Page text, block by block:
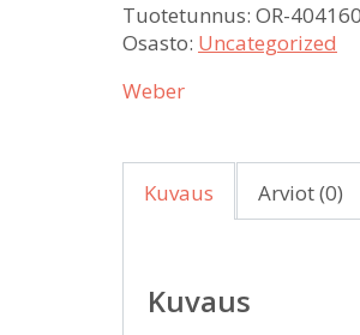
Tuotetunnus: OR-
Osasto: Uncategorized
Weber
Kuvaus Arviot (0)
Kuvaus